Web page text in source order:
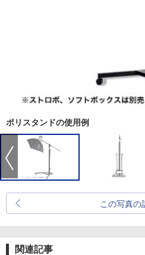
ポリスタンドの使用例
この写真の
関連記事